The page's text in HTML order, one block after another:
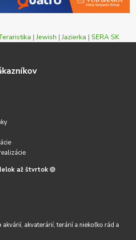
|Jewish |Jazierka | SERA SK
až štvrtok 🟢
akvárií, akvaterárií, terárií a niekoľko rád a